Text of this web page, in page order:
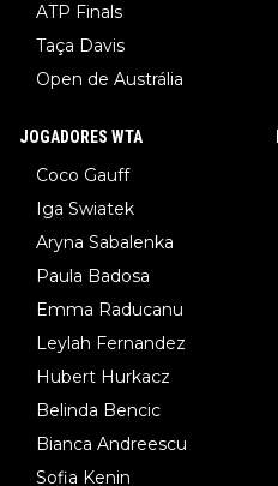
ATP Finals
Taça Davis
Open de Austrália
JOGADORES WTA
Coco Gauff
Iga Swiatek
Aryna Sabalenka
Paula Badosa
Emma Raducanu
Leylah Fernandez
Hubert Hurkacz
Belinda Bencic
Bianca Andreescu
Sofia Kenin